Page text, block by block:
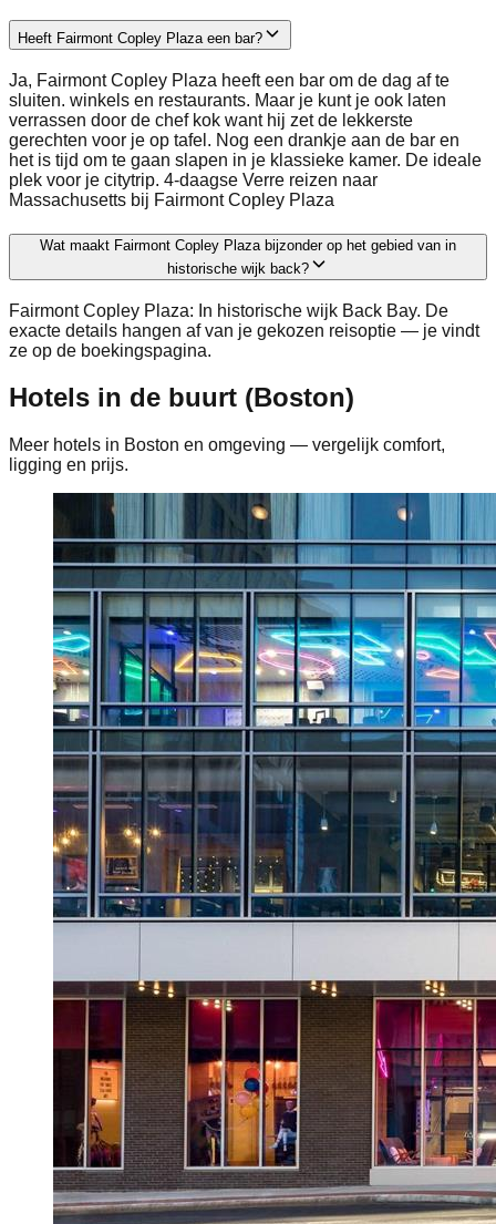
Heeft Fairmont Copley Plaza een bar?
Ja, Fairmont Copley Plaza heeft een bar om de dag af te
sluiten. winkels en restaurants. Maar je kunt je ook laten
verrassen door de chef kok want hij zet de lekkerste
gerechten voor je op tafel. Nog een drankje aan de bar en
het is tijd om te gaan slapen in je klassieke kamer. De ideale
plek voor je citytrip. 4-daagse Verre reizen naar
Massachusetts bij Fairmont Copley Plaza
Wat maakt Fairmont Copley Plaza bijzonder op het gebied van in
historische wijk back?
Fairmont Copley Plaza: In historische wijk Back Bay. De
exacte details hangen af van je gekozen reisoptie — je vindt
ze op de boekingspagina.
Hotels in de buurt (Boston)
Meer hotels in Boston en omgeving — vergelijk comfort,
ligging en prijs.